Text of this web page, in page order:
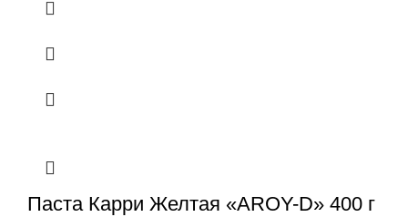
Паста Карри Желтая «AROY-D» 400 г